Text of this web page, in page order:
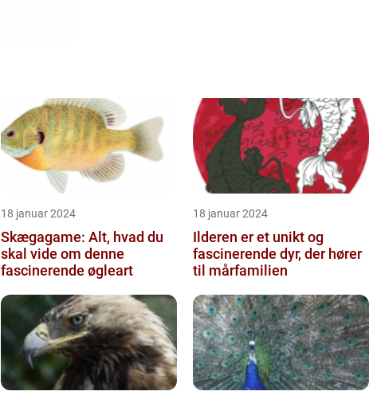
18 januar 2024
Skægagame: Alt, hvad du
skal vide om denne
fascinerende øgleart
18 januar 2024
Ilderen er et unikt og
fascinerende dyr, der hører
til mårfamilien